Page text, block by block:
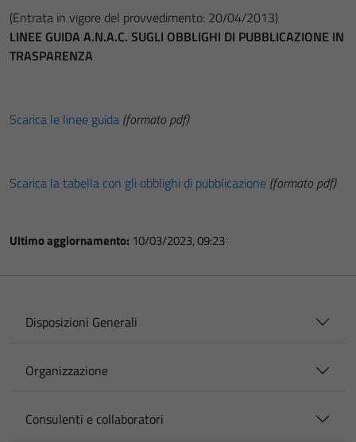
(Entrata in vigore del provvedimento: 20/04/2013)
LINEE GUIDA A.N.A.C. SUGLI OBBLIGHI DI PUBBLICAZIONE IN
TRASPARENZA
Scarica le linee guida (formato pdf)
Scarica la tabella con gli obblighi di pubblicazione (formato pdf)
Ultimo aggiornamento: 10/03/2023, 09:23
Disposizioni Generali
Organizzazione
Consulenti e collaboratori